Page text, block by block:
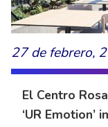
27 de febrero,
El Centro
‘UR